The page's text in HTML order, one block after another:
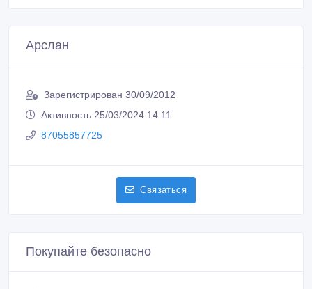
Арслан
Зарегистрирован 30/09/2012
Активность 25/03/2024 14:11
87055857725
Связаться
Покупайте безопасно